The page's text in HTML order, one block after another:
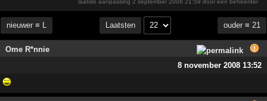
laatste aanpassing2 september 2008 21:59 door een beheerder
nieuwer ≡ L Laatsten ouder ≡ 21
Ome R*nnie
8 november 2008 13:52